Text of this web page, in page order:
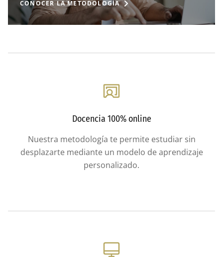
CONOCER LA METODOLOGÍA
Docencia 100% online
Nuestra metodología te permite estudiar sin
desplazarte mediante un modelo de aprendizaje
personalizado.